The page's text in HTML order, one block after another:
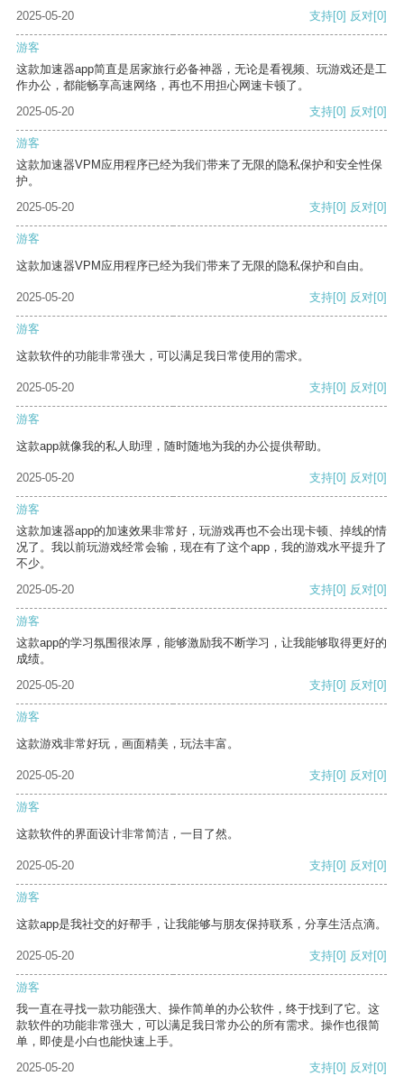
2025-05-20
支持[0] 反对[0]
游客
这款加速器app简直是居家旅行必备神器，无论是看视频、玩游戏还是工
作办公，都能畅享高速网络，再也不用担心网速卡顿了。
2025-05-20
支持[0] 反对[0]
游客
这款加速器VPM应用程序已经为我们带来了无限的隐私保护和安全性保
护。
2025-05-20
支持[0] 反对[0]
游客
这款加速器VPM应用程序已经为我们带来了无限的隐私保护和自由。
2025-05-20 支持[0] 反对[0]
游客
这款软件的功能非常强大，可以满足我日常使用的需求。
2025-05-20 支持[0] 反对[0]
游客
这款app就像我的私人助理，随时随地为我的办公提供帮助。
2025-05-20 支持[0] 反对[0]
游客
这款加速器app的加速效果非常好，玩游戏再也不会出现卡顿、掉线的情
况了。我以前玩游戏经常会输，现在有了这个app，我的游戏水平提升了
不少。
2025-05-20
支持[0] 反对[0]
游客
这款app的学习氛围很浓厚，能够激励我不断学习，让我能够取得更好的
成绩。
2025-05-20
支持[0] 反对[0]
游客
这款游戏非常好玩，画面精美，玩法丰富。
2025-05-20 支持[0] 反对[0]
游客
这款软件的界面设计非常简洁，一目了然。
2025-05-20 支持[0] 反对[0]
游客
这款app是我社交的好帮手，让我能够与朋友保持联系，分享生活点滴。
2025-05-20 支持[0] 反对[0]
游客
我一直在寻找一款功能强大、操作简单的办公软件，终于找到了它。这
款软件的功能非常强大，可以满足我日常办公的所有需求。操作也很简
单，即使是小白也能快速上手。
2025-05-20
支持[0] 反对[0]